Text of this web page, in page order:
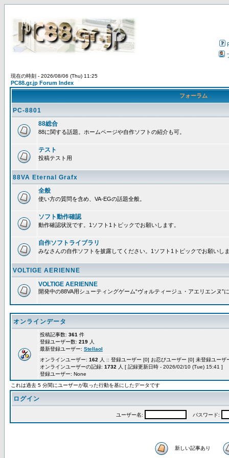
現在の時刻 - 2026/08/06 (Thu) 11:25
PC88.gr.jp Forum Index
フォーラム
PC-8801
88総合
88に関する話題。ホームページや自作ソフトの紹介も可。
テスト
投稿テスト用
88VA Eternal Grafx
全般
使い方の質問を含め、VA-EGの話題全般。
ソフト動作確認
動作確認状況です。1ソフト1トピックでお願いします。
自作ソフトライブラリ
みなさんの自作ソフトを披露してください。1ソフト1トピックでお願いし
VOLTIGE AERIENNE
VOLTIGE AERIENNE
開発中の88VA用シューティングゲーム“ヴォルティージュ・アエリエンヌ”
オンラインデータ
投稿記事数: 361 件
登録ユーザー数: 219 人
最新登録ユーザー: Stellaol
オンラインユーザー: 162 人 :: 登録ユーザー [0] お忍びユーザー [0] 未登録ユー
オンラインユーザーの記録: 1732 人 [ 記録更新日時 - 2026/02/10 (Tue) 15:41 ]
登録ユーザー: None
これは過去 5 分間にユーザーが取った行動を基にしたデータです
ログイン
ユーザー名: パスワード:
新しい記事あり